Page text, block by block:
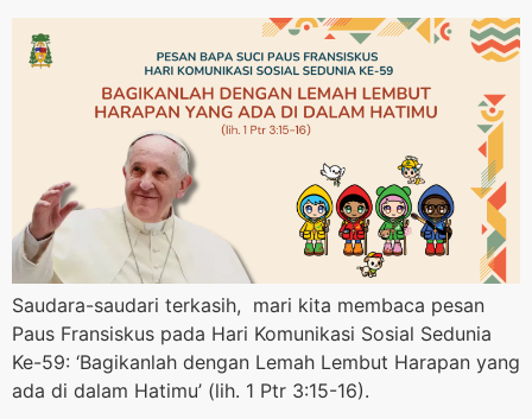
Saudara-saudari terkasih, mari kita membaca pesan
Paus Fransiskus pada Hari Komunikasi Sosial Sedunia
Ke-59: ‘Bagikanlah dengan Lemah Lembut Harapan yang
ada di dalam Hatimu’ (lih. 1 Ptr 3:15-16).